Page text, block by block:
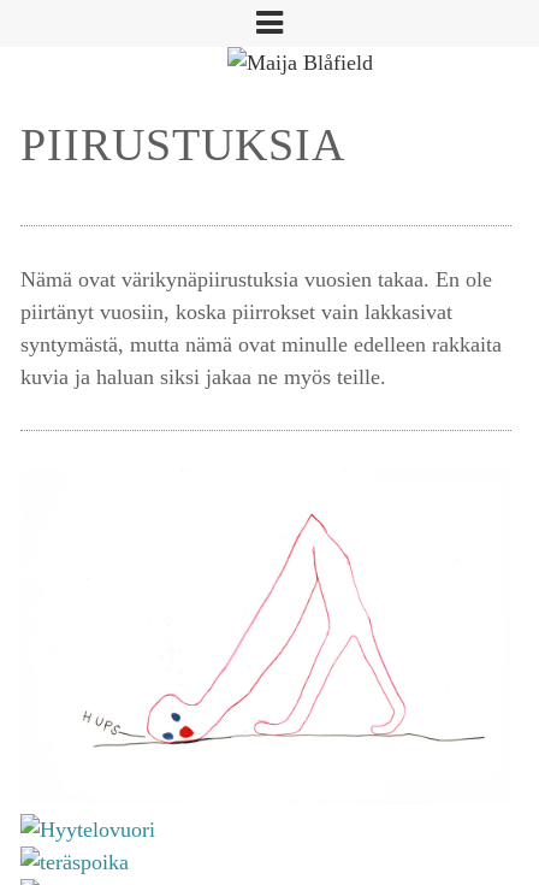
PIIRUSTUKSIA
Nämä ovat värikynäpiirustuksia vuosien takaa. En ole
piirtänyt vuosiin, koska piirrokset vain lakkasivat
syntymästä, mutta nämä ovat minulle edelleen rakkaita
kuvia ja haluan siksi jakaa ne myös teille.